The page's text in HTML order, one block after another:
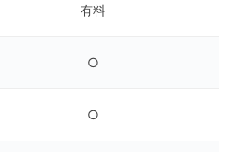
有料
○
○